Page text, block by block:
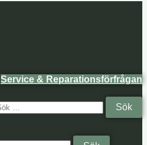
Service & Reparationsförfrågan